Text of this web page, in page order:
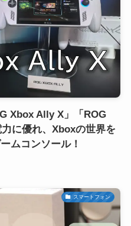
Xbox Ally X」「ROG
に優れ、Xboxの世界を
ムコンソール！
スマートフォン